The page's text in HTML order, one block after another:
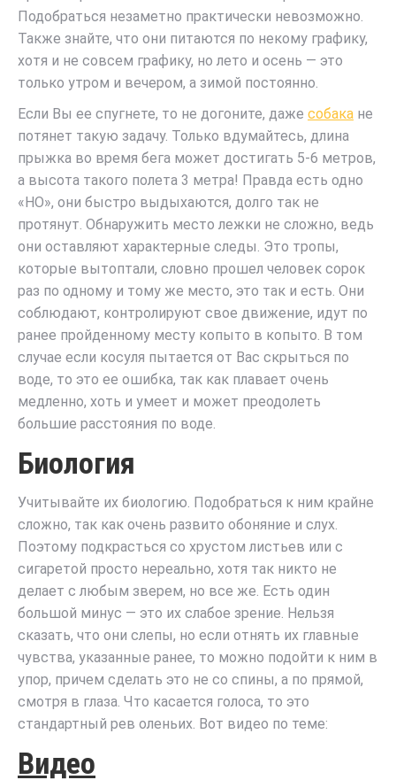
Подобраться незаметно практически невозможно.
Также знайте, что они питаются по некому графику,
хотя и не совсем графику, но лето и осень — это
только утром и вечером, а зимой постоянно.
Если Вы ее спугнете, то не догоните, даже собака не
потянет такую задачу. Только вдумайтесь, длина
прыжка во время бега может достигать 5-6 метров,
а высота такого полета 3 метра! Правда есть одно
«НО», они быстро выдыхаются, долго так не
протянут. Обнаружить место лежки не сложно, ведь
они оставляют характерные следы. Это тропы,
которые вытоптали, словно прошел человек сорок
раз по одному и тому же место, это так и есть. Они
соблюдают, контролируют свое движение, идут по
ранее пройденному месту копыто в копыто. В том
случае если косуля пытается от Вас скрыться по
воде, то это ее ошибка, так как плавает очень
медленно, хоть и умеет и может преодолеть
большие расстояния по воде.
Биология
Учитывайте их биологию. Подобраться к ним крайне
сложно, так как очень развито обоняние и слух.
Поэтому подкрасться со хрустом листьев или с
сигаретой просто нереально, хотя так никто не
делает с любым зверем, но все же. Есть один
большой минус — это их слабое зрение. Нельзя
сказать, что они слепы, но если отнять их главные
чувства, указанные ранее, то можно подойти к ним в
упор, причем сделать это не со спины, а по прямой,
смотря в глаза. Что касается голоса, то это
стандартный рев оленьих. Вот видео по теме:
Видео